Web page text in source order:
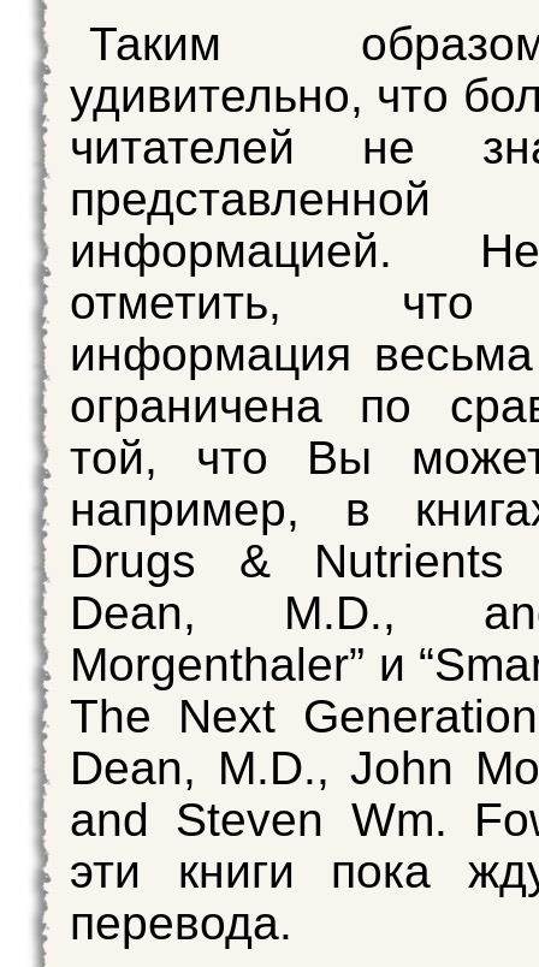
Таким
удивительно, что
читателей не
информацией.
отметить, что
информация
ограничена по
той, что Вы
например, в
Drugs &
Dean, M.D.,
Morgenthaler” и
The Next
Dean, M.D., John
and Steven Wm.
эти книги пока
перевода.